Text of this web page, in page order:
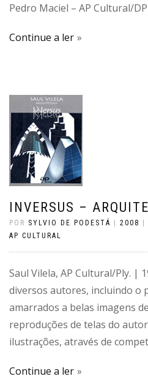
Pedro Maciel – AP Cultural/
Continue a ler
INVERSUS –
POR SYLVIO DE PODESTÁ | 2008 |
AP CULTURAL
Saul Vilela, AP Cultural/Ply. |
diversos autores, incluindo o
amarrados a belas imagens
reproduções de telas do
ilustrações, através de
Continue a ler